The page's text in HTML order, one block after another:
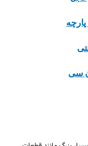
سی